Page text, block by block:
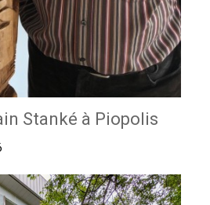
Stanké à Piopolis